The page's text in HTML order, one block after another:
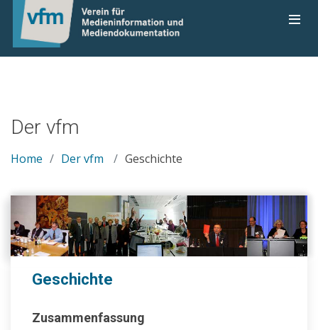
Der vfm
Home Der vfm Geschichte
Geschichte
Zusammenfassung